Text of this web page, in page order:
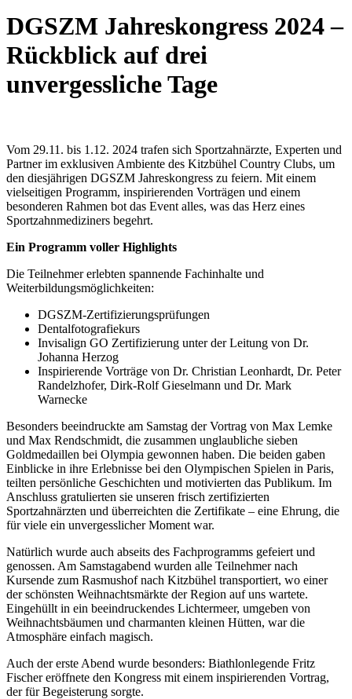
DGSZM Jahreskongress 2024 –
Rückblick auf drei
unvergessliche Tage
Vom 29.11. bis 1.12. 2024 trafen sich Sportzahnärzte, Experten und
Partner im exklusiven Ambiente des Kitzbühel Country Clubs, um
den diesjährigen DGSZM Jahreskongress zu feiern. Mit einem
vielseitigen Programm, inspirierenden Vorträgen und einem
besonderen Rahmen bot das Event alles, was das Herz eines
Sportzahnmediziners begehrt.
Ein Programm voller Highlights
Die Teilnehmer erlebten spannende Fachinhalte und
Weiterbildungsmöglichkeiten:
DGSZM-Zertifizierungsprüfungen
Dentalfotografiekurs
Invisalign GO Zertifizierung unter der Leitung von Dr.
Johanna Herzog
Inspirierende Vorträge von Dr. Christian Leonhardt, Dr. Peter
Randelzhofer, Dirk-Rolf Gieselmann und Dr. Mark
Warnecke
Besonders beeindruckte am Samstag der Vortrag von Max Lemke
und Max Rendschmidt, die zusammen unglaubliche sieben
Goldmedaillen bei Olympia gewonnen haben. Die beiden gaben
Einblicke in ihre Erlebnisse bei den Olympischen Spielen in Paris,
teilten persönliche Geschichten und motivierten das Publikum. Im
Anschluss gratulierten sie unseren frisch zertifizierten
Sportzahnärzten und überreichten die Zertifikate – eine Ehrung, die
für viele ein unvergesslicher Moment war.
Natürlich wurde auch abseits des Fachprogramms gefeiert und
genossen. Am Samstagabend wurden alle Teilnehmer nach
Kursende zum Rasmushof nach Kitzbühel transportiert, wo einer
der schönsten Weihnachtsmärkte der Region auf uns wartete.
Eingehüllt in ein beeindruckendes Lichtermeer, umgeben von
Weihnachtsbäumen und charmanten kleinen Hütten, war die
Atmosphäre einfach magisch.
Auch der erste Abend wurde besonders: Biathlonlegende Fritz
Fischer eröffnete den Kongress mit einem inspirierenden Vortrag,
der für Begeisterung sorgte.